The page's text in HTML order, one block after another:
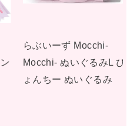
らぶいーず Mocchi-
Mocchi- ぬいぐるみL す
もっぴ ぬいぐるみ
t